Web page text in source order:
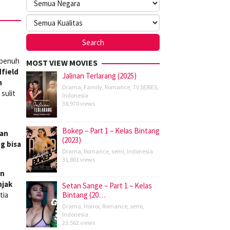
sulit
bisa
MOST VIEW MOVIES
Jalinan Terlarang (2025)
Drama, Family, Romance, TV SERIES,
Indonesia
38,970 views
Bokep – Part 1 – Kelas Bintang
(2023)
Drama, Romance, semi, Indonesia
31,861 views
Setan Sange – Part 1 – Kelas
Bintang (20…
Drama, Horror, Romance, semi,
Indonesia
23,562 views